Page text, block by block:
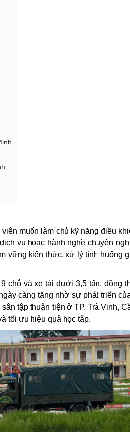
muốn làm chủ kỹ năng điều
vụ hoặc hành nghề chuyên
vững kiến thức, xử lý tình huống
chỗ và xe tải dưới 3,5 tấn, đồng
càng tăng nhờ sự phát triển
tập thuận tiện ở TP. Trà Vinh,
tối ưu hiệu quả học tập.